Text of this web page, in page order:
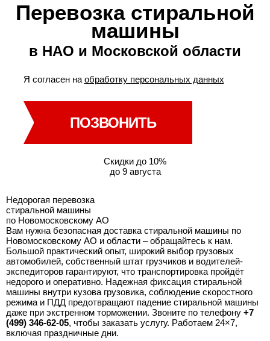
Перевозка стиральной
машины
в НАО и Московской области
Я согласен на обработку персональных данных
ПОЗВОНИТЬ
Скидки до 10%
до 9 августа
Недорогая перевозка
стиральной машины
по Новомосковскому АО
Вам нужна безопасная доставка стиральной машины по
Новомосковскому АО и области – обращайтесь к нам.
Большой практический опыт, широкий выбор грузовых
автомобилей, собственный штат грузчиков и водителей-
экспедиторов гарантируют, что транспортировка пройдёт
недорого и оперативно. Надежная фиксация стиральной
машины внутри кузова грузовика, соблюдение скоростного
режима и ПДД предотвращают падение стиральной машины
даже при экстренном торможении. Звоните по телефону +7
(499) 346-62-05, чтобы заказать услугу. Работаем 24×7,
включая праздничные дни.